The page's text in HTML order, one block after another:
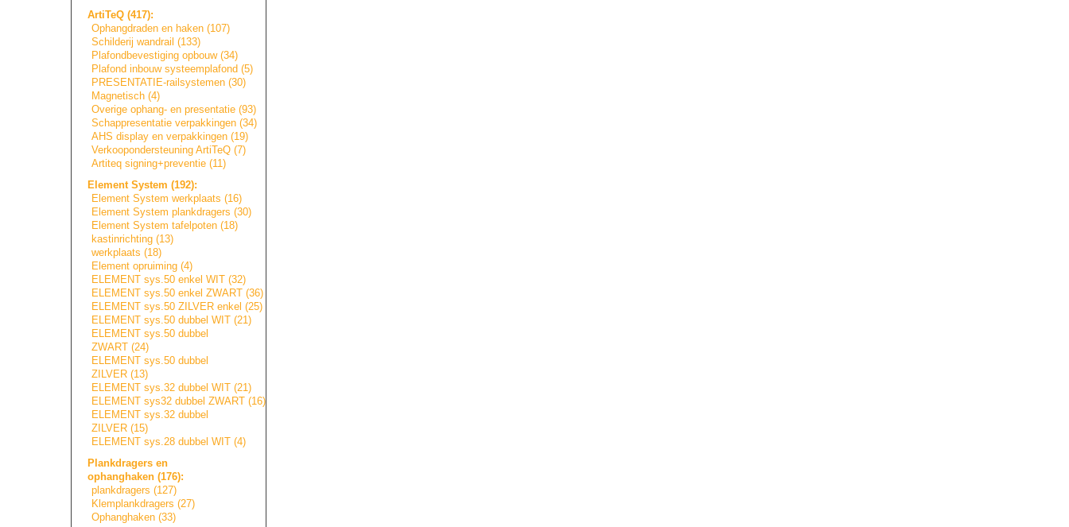
ArtiTeQ (417):
Ophangdraden en haken (107)
Schilderij wandrail (133)
Plafondbevestiging opbouw (34)
Plafond inbouw systeemplafond (5)
PRESENTATIE-rail systemen (30)
Magnetisch (4)
Overige ophang- en presentatie (93)
Schappresentatie verpakkingen (34)
AHS display en verpakkingen (19)
Verkoopondersteuning ArtiTeQ (7)
Artiteq signing+preventie (11)
Element System (192):
Element System werkplaats (16)
Element System plankdragers (30)
Element System tafelpoten (18)
kastinrichting (13)
werkplaats (18)
Element opruiming (4)
ELEMENT sys.50 enkel WIT (32)
ELEMENT sys.50 enkel ZWART (36)
ELEMENT sys.50 ZILVER enkel (25)
ELEMENT sys.50 dubbel WIT (21)
ELEMENT sys.50 dubbel
ZWART (24)
ELEMENT sys.50 dubbel
ZILVER (13)
ELEMENT sys.32 dubbel WIT (21)
ELEMENT sys32 dubbel ZWART (16)
ELEMENT sys.32 dubbel
ZILVER (15)
ELEMENT sys.28 dubbel WIT (4)
Plankdragers en
ophanghaken (176):
plankdragers (127)
Klemplankdragers (27)
Ophanghaken (33)